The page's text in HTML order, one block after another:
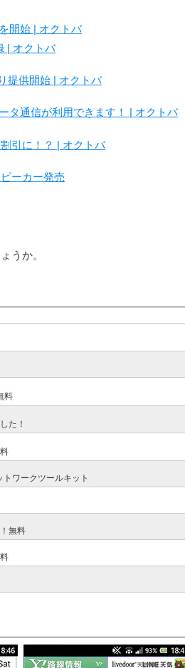
開始 | オクトバ
| オクトバ
提供開始 | オクトバ
タ通信が利用できます！ | オクトバ
引に！？ | オクトバ
ーカー発売
うか。
料
た！
ワークツールキット
無料